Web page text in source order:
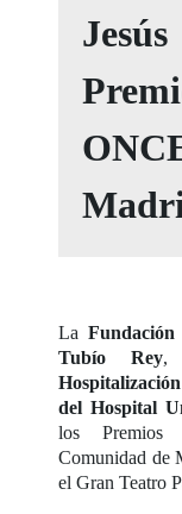
La
Tubío Rey
del Hospital
los Premios
Comunidad de
el Gran Teatro